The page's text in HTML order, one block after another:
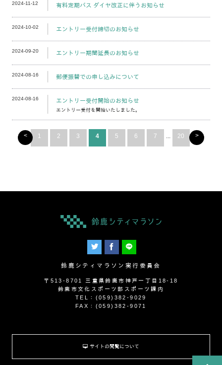
2024-11-12 有料定期バス ダイヤ改正に伴うお知らせ
2024-10-02 エントリー受付締切のお知らせ
2024-09-20 エントリー期間延長のお知らせ
2024-08-16 郵便振替での申し込みについて
2024-08-16 エントリー受付開始のお知らせ
エントリー受付を開始いたしました。
< 1 2 3 4 5 6 7 ... 20 >
鈴鹿シティマラソン実行委員会
〒513-8701 三重県鈴鹿市神戸一丁目18-18
鈴鹿市文化スポーツ部スポーツ課内
TEL：(059)382-9029
FAX：(059)382-9071
サイトの閲覧について